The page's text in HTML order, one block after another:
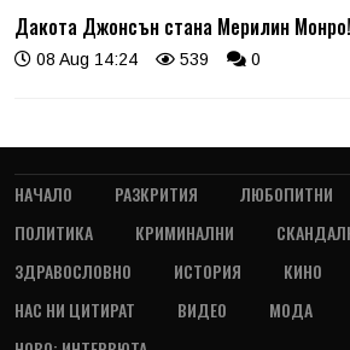
Дакота Джонсън стана Мерилин Монро!
08 Aug 14:24 539 0
НАЧАЛО РАЗКРИТИЯ ЛЮБОПИТНИ
ПОЛИТИКА
КРИМИНАЛНИ
ЗДРАВОСЛОВНО
ИСТОРИЯ КИНО
НАС НИ ЦИТИРАТ
ВИДЕО МОДА